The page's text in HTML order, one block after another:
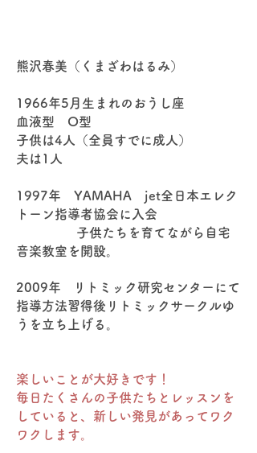
熊沢春美（くまざわはるみ）
1966年5月生まれのおうし座
血液型 O型
子供は4人（全員すでに成人）
夫は1人
1997年 YAMAHA jet全日本エレク
トーン指導者協会に入会
子供たちを育てながら自宅
音楽教室を開設。
2009年 リトミック研究センターにて
指導方法習得後リトミックサークルゆ
うを立ち上げる。
楽しいことが大好きです！
毎日たくさんの子供たちとレッスンを
していると、新しい発見があってワク
ワクします。